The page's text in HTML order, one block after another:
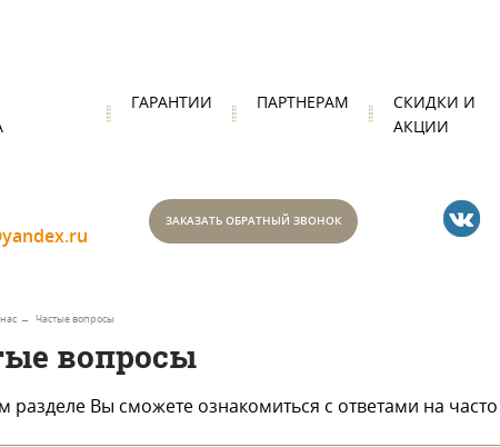
ГАРАНТИИ ПАРТНЕРАМ
СКИДКИ И
АКЦИИ
ЗАКАЗАТЬ ОБРАТНЫЙ ЗВОНОК
Частые вопросы
вопросы
разделе Вы сможете ознакомиться с ответами на